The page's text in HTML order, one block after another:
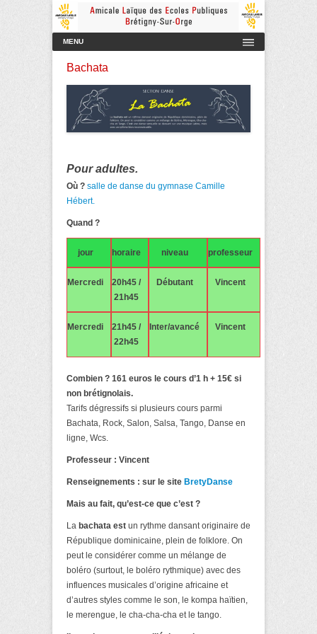
AmicaleLaiqueBretigny
Amicale Laïque des Ecoles Publiques de Brétigny-sur-Orge
Menu principal
Aller au contenu
MENU
Bachata
Pour adultes.
Où ? salle de danse du gymnase Camille
Hébert.
Quand ?
jour horaire niveau professeur
Mercredi
20h45 /
21h45
Débutant Vincent
Mercredi
21h45 /
22h45
Inter/avancé Vincent
Combien ? 161 euros le cours d’1 h + 15€ si
non brétignolais.
Tarifs dégressifs si plusieurs cours parmi
Bachata, Rock, Salon, Salsa, Tango, Danse en
ligne, Wcs.
Professeur : Vincent
Renseignements : sur le site BretyDanse
Mais au fait, qu’est-ce que c’est ?
La bachata est un rythme dansant originaire de
République dominicaine, plein de folklore. On
peut le considérer comme un mélange de
boléro (surtout, le boléro rythmique) avec des
influences musicales d’origine africaine et
d’autres styles comme le son, le kompa haïtien,
le merengue, le cha-cha-cha et le tango.